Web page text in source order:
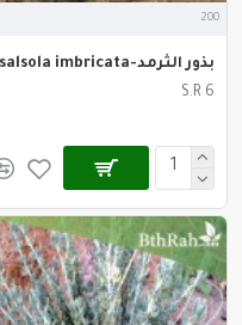
200
بذور الثرمد-salsola imbricata
S.R 6